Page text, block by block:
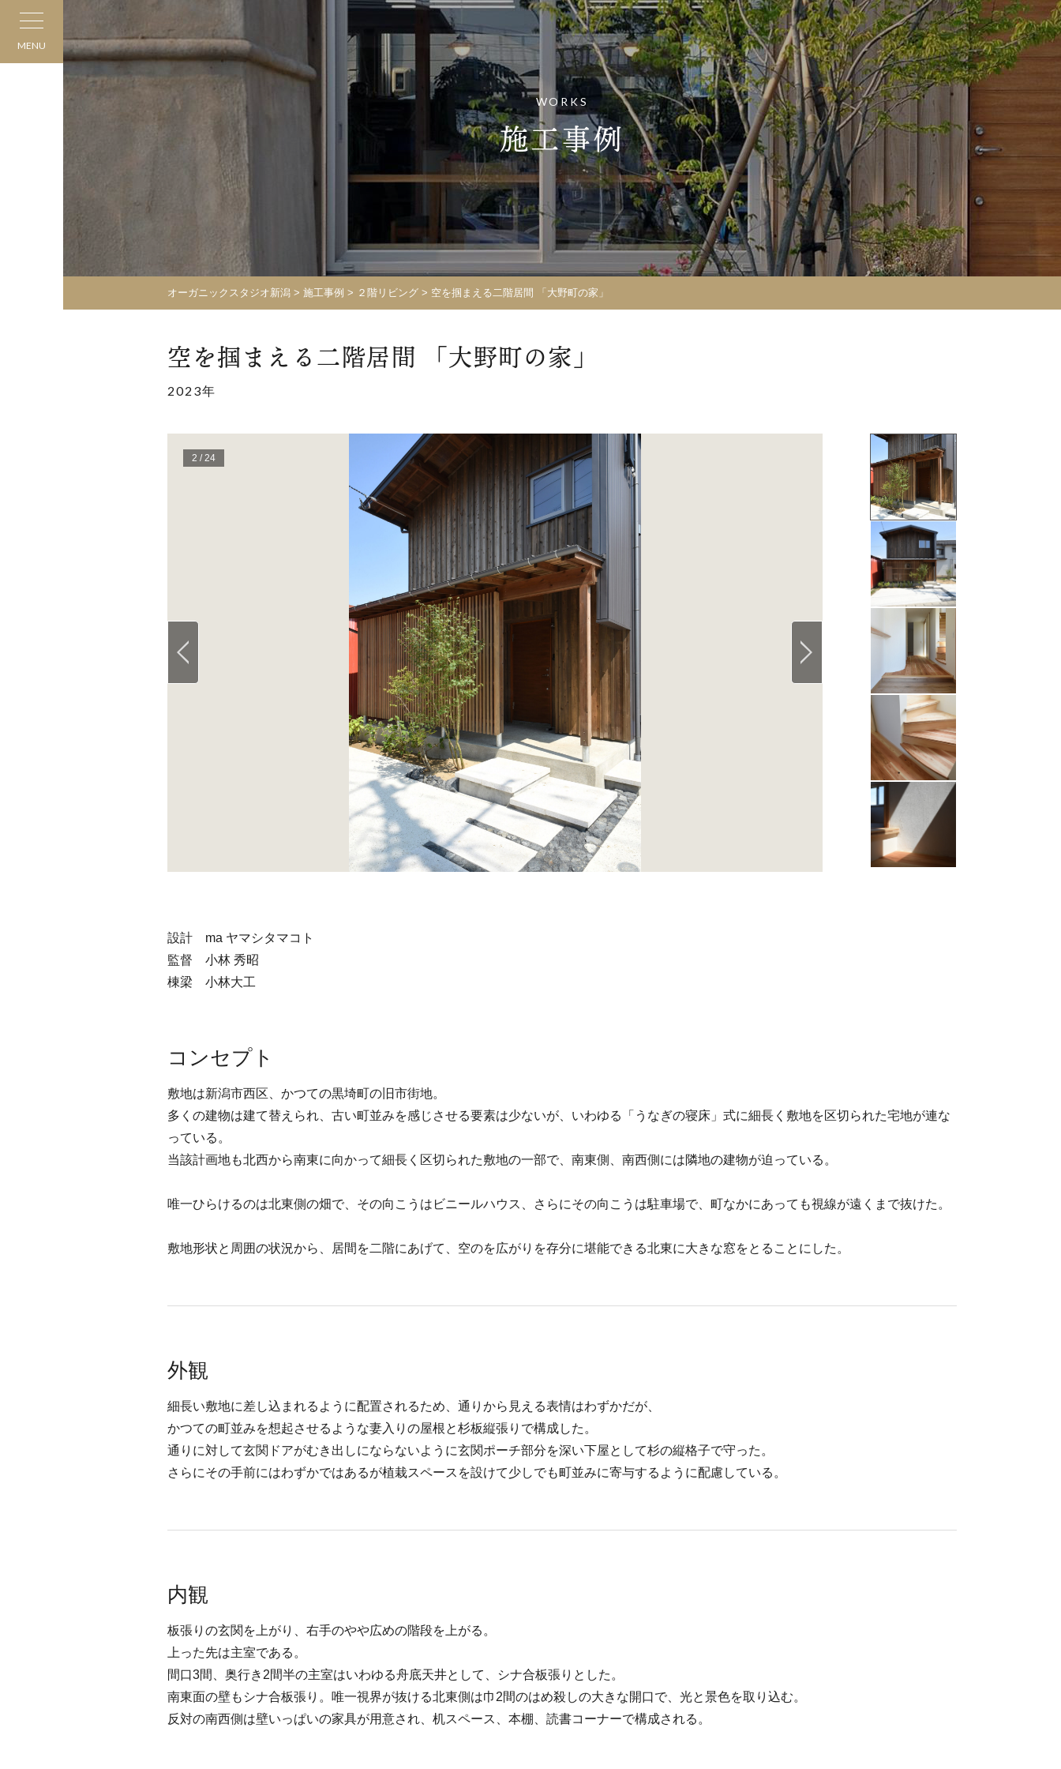
MENU
WORKS
施工事例
オーガニックスタジオ新潟 > 施工事例 > ２階リビング > 空を掴まえる二階居間 「大野町の家」
空を掴まえる二階居間 「大野町の家」
2023年
2 /24
設計 ma ヤマシタマコト
監督 小林 秀昭
棟梁 小林大工
コンセプト
敷地は新潟市西区、かつての黒埼町の旧市街地。
多くの建物は建て替えられ、古い町並みを感じさせる要素は少ないが、いわゆる「うなぎの寝床」式に細長く敷地を区切られた宅地が連な
っている。
当該計画地も北西から南東に向かって細長く区切られた敷地の一部で、南東側、南西側には隣地の建物が迫っている。
唯一ひらけるのは北東側の畑で、その向こうはビニールハウス、さらにその向こうは駐車場で、町なかにあっても視線が遠くまで抜けた。
敷地形状と周囲の状況から、居間を二階にあげて、空のを広がりを存分に堪能できる北東に大きな窓をとることにした。
外観
細長い敷地に差し込まれるように配置されるため、通りから見える表情はわずかだが、
かつての町並みを想起させるような妻入りの屋根と杉板縦張りで構成した。
通りに対して玄関ドアがむき出しにならないように玄関ポーチ部分を深い下屋として杉の縦格子で守った。
さらにその手前にはわずかではあるが植栽スペースを設けて少しでも町並みに寄与するように配慮している。
内観
板張りの玄関を上がり、右手のやや広めの階段を上がる。
上った先は主室である。
間口3間、奥行き2間半の主室はいわゆる舟底天井として、シナ合板張りとした。
南東面の壁もシナ合板張り。唯一視界が抜ける北東側は巾2間のはめ殺しの大きな開口で、光と景色を取り込む。
反対の南西側は壁いっぱいの家具が用意され、机スペース、本棚、読書コーナーで構成される。